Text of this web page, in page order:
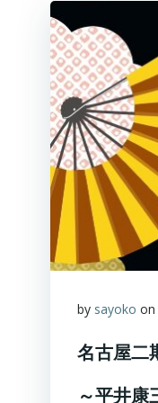
by sayoko on
名古屋二
～平井康